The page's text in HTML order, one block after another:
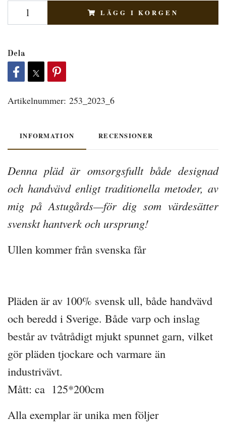
LÄGG I KORGEN
Dela
Artikelnummer: 253_2023_6
INFORMATION RECENSIONER
Denna pläd är omsorgsfullt både designad
och handvävd enligt traditionella metoder, av
mig på Astugårds—för dig som värdesätter
svenskt hantverk och ursprung!
Ullen kommer från svenska får
Pläden är av 100% svensk ull, både handvävd
och beredd i Sverige. Både varp och inslag
består av tvåtrådigt mjukt spunnet garn, vilket
gör pläden tjockare och varmare än
industrivävt.
Mått: ca 125*200cm
Alla exemplar är unika men följer